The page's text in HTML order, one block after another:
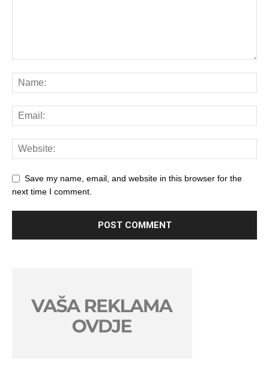
Save my name, email, and website in this browser for the
next time I comment.